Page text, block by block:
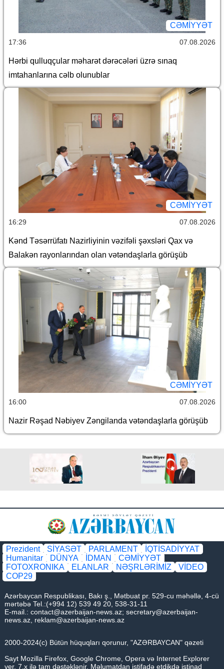
CƏMİYYƏT
17:36 07.08.2026
Hərbi qulluqçular məharət dərəcələri üzrə sınaq
imtahanlarına cəlb olunublar
CƏMİYYƏT
16:29 07.08.2026
Kənd Təsərrüfatı Nazirliyinin vəzifəli şəxsləri Qax və
Balakən rayonlarından olan vətəndaşlarla görüşüb
CƏMİYYƏT
16:00 07.08.2026
Nazir Rəşad Nəbiyev Zəngilanda vətəndaşlarla görüşüb
Prezident SİYASƏT PARLAMENT
İQTİSADİYYAT
Humanitar
DÜNYA İDMAN
CƏMİYYƏT
FOTOXRONIKA
ELANLAR NƏŞRLƏRİMİZ
VİDEO
COP29
Azərbaycan Respublikası, Bakı ş., Mətbuat pr. 529-cu məhəllə, 4-cü
mərtəbə Tel.:(+994 12) 539 49 20, 538-31-11
E-mail.: contact@azerbaijan-news.az; secretary@azerbaijan-
news.az, reklam@azerbaijan-news.az
2000-2024(c) Bütün hüquqları qorunur, "AZƏRBAYCAN" qəzeti
Sayt Mozilla Firefox, Google Chrome, Opera və Internet Explorer
ver. 7.x ilə tam dəstəklənir. Məlumatdan istifadə etdikdə istinad